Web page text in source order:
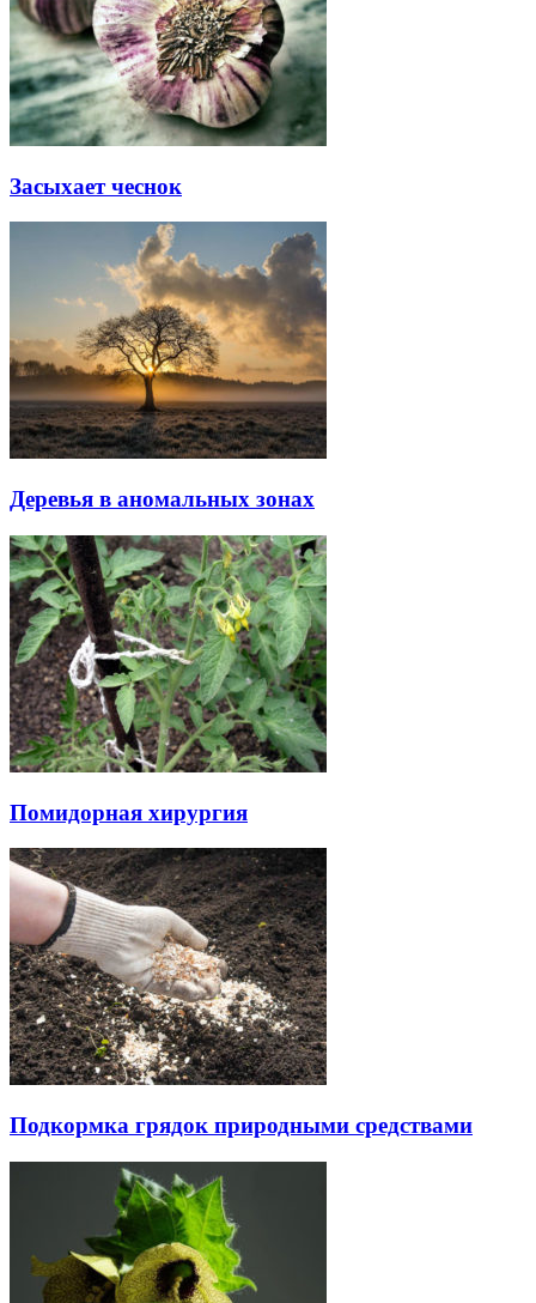
Засыхает чеснок
Деревья в аномальных зонах
Помидорная хирургия
Подкормка грядок природными средствами